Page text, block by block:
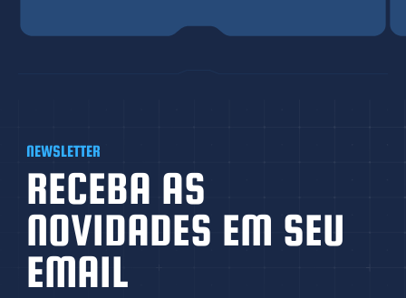
NEWSLETTER
RECEBA AS
NOVIDADES EM SEU
EMAIL